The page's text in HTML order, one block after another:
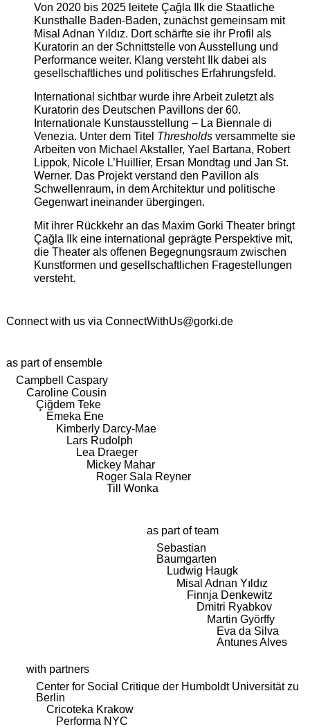
Von 2020 bis 2025 leitete Çağla Ilk die Staatliche
Kunsthalle Baden-Baden, zunächst gemeinsam mit
Misal Adnan Yıldız. Dort schärfte sie ihr Profil als
Kuratorin an der Schnittstelle von Ausstellung und
Performance weiter. Klang versteht Ilk dabei als
gesellschaftliches und politisches Erfahrungsfeld.
International sichtbar wurde ihre Arbeit zuletzt als
Kuratorin des Deutschen Pavillons der 60.
Internationale Kunstausstellung – La Biennale di
Venezia. Unter dem Titel Thresholdsversammelte sie
Arbeiten von Michael Akstaller, Yael Bartana, Robert
Lippok, Nicole L’Huillier, Ersan Mondtag und Jan St.
Werner. Das Projekt verstand den Pavillon als
Schwellenraum, in dem Architektur und politische
Gegenwart ineinander übergingen.
Mit ihrer Rückkehr an das Maxim Gorki Theater bringt
Çağla Ilk eine international geprägte Perspektive mit,
die Theater als offenen Begegnungsraum zwischen
Kunstformen und gesellschaftlichen Fragestellungen
versteht.
Connect with us via ConnectWithUs@gorki.de
as part of ensemble
Campbell Caspary
Caroline Cousin
Çiğdem Teke
Emeka Ene
Kimberly Darcy-Mae
Lars Rudolph
Lea Draeger
Mickey Mahar
Roger Sala Reyner
Till Wonka
as part of team
Sebastian
Baumgarten
Ludwig Haugk
Misal Adnan Yıldız
Finnja Denkewitz
Dmitri Ryabkov
Martin Györffy
Eva da Silva
Antunes Alves
with partners
Center for Social Critique der Humboldt Universität zu
Berlin
Cricoteka Krakow
Performa NYC